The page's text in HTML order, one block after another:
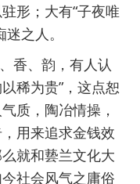
形；大有“子夜唯
之人。
香、韵 ，有人认
稀为贵”，这点恕
质，陶冶情操，
用来追求金钱效
就和兿兰文化大
社会风气之庸俗